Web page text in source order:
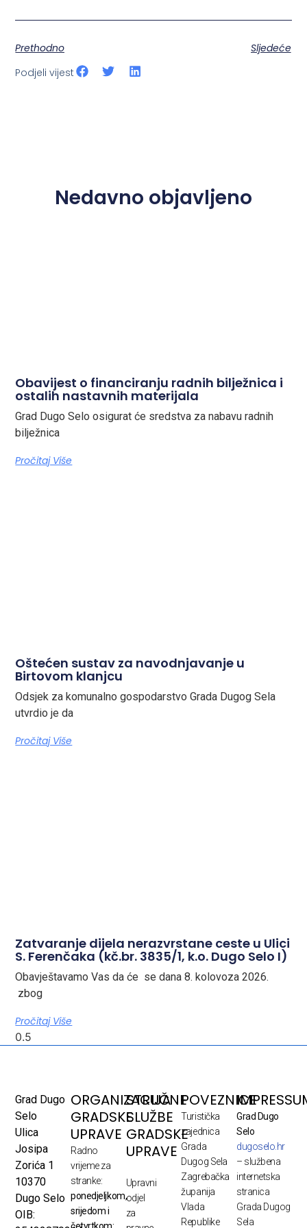
Prethodno
Sljedeće
Podjeli vijest
Nedavno objavljeno
Obavijest o financiranju radnih bilježnica i
ostalih nastavnih materijala
Grad Dugo Selo osigurat će sredstva za nabavu radnih
bilježnica
Pročitaj Više
Oštećen sustav za navodnjavanje u
Birtovom klanjcu
Odsjek za komunalno gospodarstvo Grada Dugog Sela
utvrdio je da
Pročitaj Više
Zatvaranje dijela nerazvrstane ceste u Ulici
S. Ferenčaka (kč.br. 3835/1, k.o. Dugo Selo I)
Obavještavamo Vas da će se dana 8. kolovoza 2026.
zbog
Pročitaj Više
Grad Dugo
Selo
Ulica
Josipa
Zorića 1
10370
Dugo Selo
OIB:
ORGANIZACIJA
GRADSKE
UPRAVE
Radno
vrijeme za
stranke:
ponedjeljkom,
srijedom i
STRUČNE
SLUŽBE
GRADSKE
UPRAVE
Upravni
odjel
za
POVEZNICE
Turistička
zajednica
Grada
Dugog Sela
Zagrebačka
županija
Vlada
Republike
Grad Dugo
Selo
dugoselo.hr
– službena
internetska
stranica
Grada Dugog
Sela